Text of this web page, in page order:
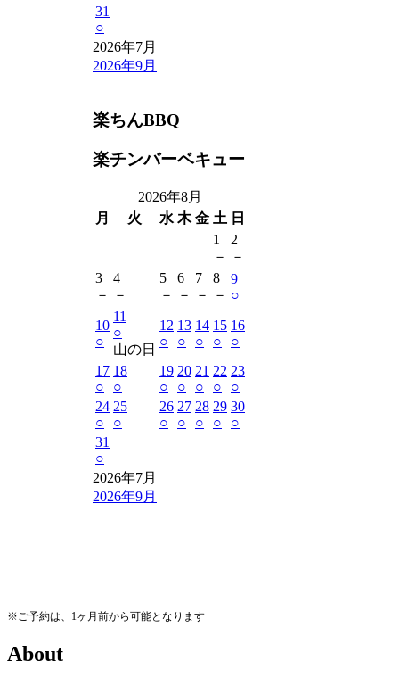
31
○
2026年7月
2026年9月
楽ちんBBQ
楽チンバーベキュー
2026年8月
月
火 水 木 金 土 日
1
－
2
－
3
－
4
－
5
－
6
－
7
－
8
－
9
○
10
○
11
○
山の日
12
○
13
○
14
○
15
○
16
○
17
○
18
○
19
○
20
○
21
○
22
○
23
○
24
○
25
○
26
○
27
○
28
○
29
○
30
○
31
○
2026年7月
2026年9月
※ご予約は、1ヶ月前から可能となります
About